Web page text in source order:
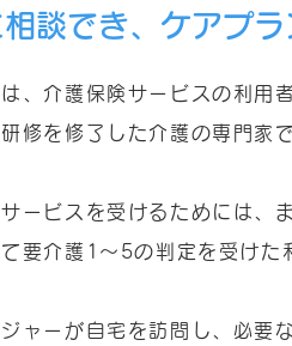
談でき、ケアプ
、介護保険サービスの利用
修を修了した介護の専門家
ービスを受けるためには、
要介護1～5の判定を受け
ャーが自宅を訪問し、必要